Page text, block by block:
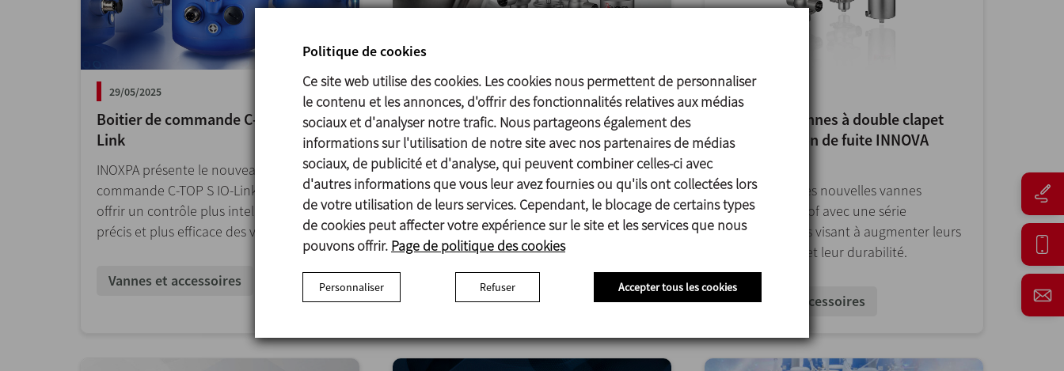
29/05/2025
Boitier de commande C-TOP S IO-
Link
INOXPA présente le nouveau boîtier de
commande C-TOP S IO-Link, conçu pour
offrir un contrôle plus intelligent, plus
précis et plus efficace des vannes
Vannes et accessoires
Nouvelles vannes à clapet à simple
siège INNOVA
INOXPA lance une nouvelle gamme de
vannes à clapet simple siège qui apporte
d’importantes innovations et
améliorations tant en termes de
conception que de caractéristiques.
Vannes et accessoires
Nouvelles vannes à double clapet
avec détection de fuite INNOVA
INOXPA lance les nouvelles vannes
INNOVA Mixproof avec une série
d’améliorations visant à augmenter leurs
performances et leur durabilité.
Vannes et accessoires
Politique de cookies
Ce site web utilise des cookies. Les cookies nous permettent de personnaliser
le contenu et les annonces, d'offrir des fonctionnalités relatives aux médias
sociaux et d'analyser notre trafic. Nous partageons également des
informations sur l'utilisation de notre site avec nos partenaires de médias
sociaux, de publicité et d'analyse, qui peuvent combiner celles-ci avec
d'autres informations que vous leur avez fournies ou qu'ils ont collectées lors
de votre utilisation de leurs services. Cependant, le blocage de certains types
de cookies peut affecter votre expérience sur le site et les services que nous
pouvons offrir. Page de politique des cookies
Personnaliser Refuser Accepter tous les cookies